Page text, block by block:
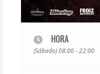
HORA
(Sábado) 08:00 - 22:00